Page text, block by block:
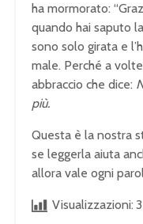
ha mormorato:
quando hai saputo
sono solo girata e
male. Perché a
abbraccio che dice:
più.
Questa è la nostra
se leggerla aiuta
allora vale ogni
Visualizzazioni: